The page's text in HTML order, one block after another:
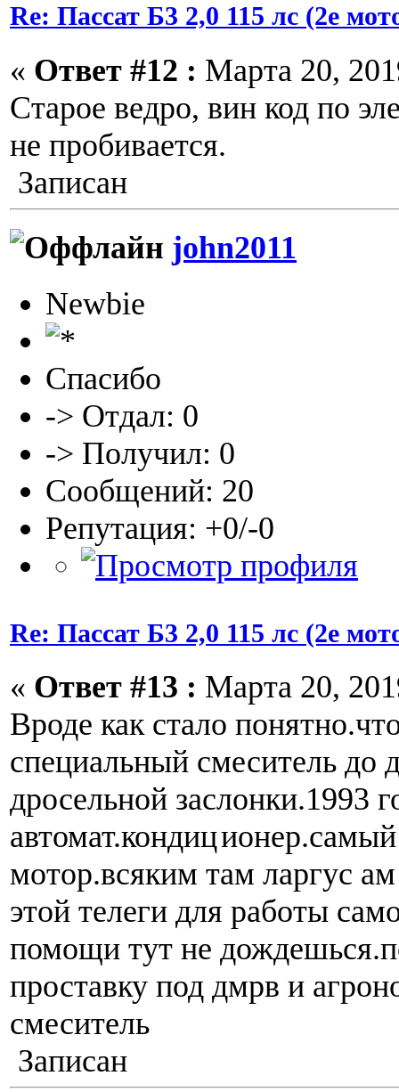
Re: Пассат Б3 2,0 115 лс (2е
« Ответ #12 : Марта 20,
Старое ведро, вин код по
не пробивается.
Записан
john2011
Newbie
Спасибо
-> Отдал: 0
-> Получил: 0
Сообщений: 20
Репутация: +0/-0
Re: Пассат Б3 2,0 115 лс (2е
« Ответ #13 : Марта 20,
Вроде как стало
специальный смеситель до
дросельной заслонки.1993
автомат.кондиц
мотор.всяким там ларгус
этой телеги для работы
помощи тут не
проставку под дмрв и
смеситель
Записан